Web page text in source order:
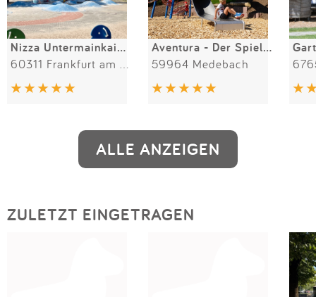
Nizza Untermainkaibrücke Aventura - Der SpielBerg in Medebach
59964 Medebach
ALLE ANZEIGEN
ZULETZT EINGETRAGEN